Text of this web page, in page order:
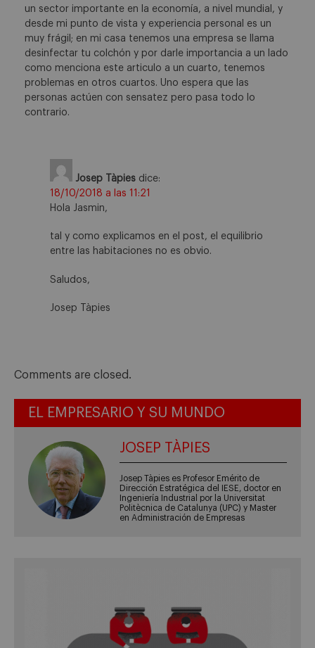
un sector importante en la economía, a nivel mundial, y
desde mi punto de vista y experiencia personal es un
muy frágil; en mi casa tenemos una empresa se llama
desinfectar tu colchón y por darle importancia a un lado
como menciona este articulo a un cuarto, tenemos
problemas en otros cuartos. Uno espera que las
personas actúen con sensatez pero pasa todo lo
contrario.
Josep Tàpies dice:
18/10/2018 a las 11:21
Hola Jasmin,
tal y como explicamos en el post, el equilibrio
entre las habitaciones no es obvio.
Saludos,
Josep Tàpies
Comments are closed.
EL EMPRESARIO Y SU MUNDO
JOSEP TÀPIES
Josep Tàpies es Profesor Emérito de
Dirección Estratégica del IESE, doctor en
Ingeniería Industrial por la Universitat
Politècnica de Catalunya (UPC) y Master
en Administración de Empresas